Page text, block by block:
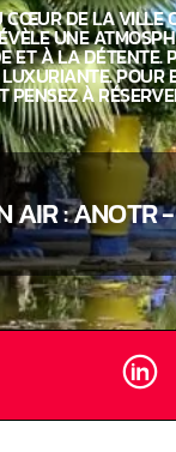
DE LA VILLE
UNE
ET À LA
POUR
À
AIR :ANOTR